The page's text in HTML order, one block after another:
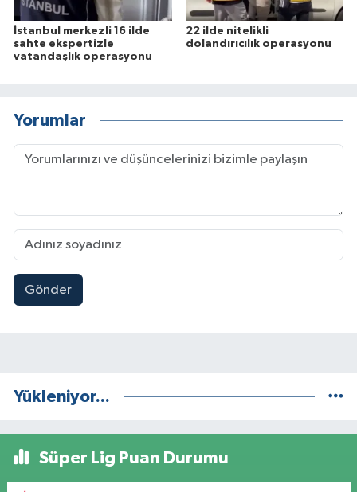
İstanbul merkezli 16 ilde
sahte ekspertizle
vatandaşlık operasyonu
22 ilde nitelikli
dolandırıcılık operasyonu
Yorumlar
Gönder
Yükleniyor...
Süper Lig Puan Durumu